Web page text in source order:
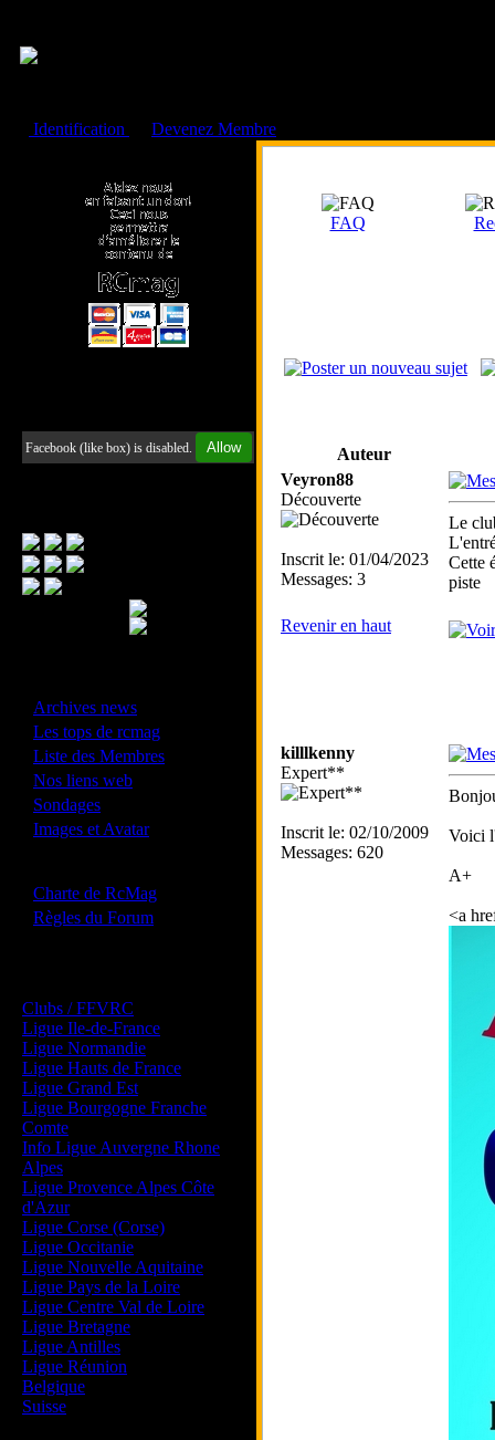
Identification
Devenez Membre
Facebook (like box) is disabled. Allow
Archives news
Les tops de rcmag
Liste des Membres
Nos liens web
Sondages
Images et Avatar
Charte de RcMag
Règles du Forum
Clubs / FFVRC
Ligue Ile-de-France
Ligue Normandie
Ligue Hauts de France
Ligue Grand Est
Ligue Bourgogne Franche
Comte
Info Ligue Auvergne Rhone
Alpes
Ligue Provence Alpes Côte
d'Azur
Ligue Corse (Corse)
Ligue Occitanie
Ligue Nouvelle Aquitaine
Ligue Pays de la Loire
Ligue Centre Val de Loire
Ligue Bretagne
Ligue Antilles
Ligue Réunion
Belgique
Suisse
FAQ
Auteur
Veyron88
Découverte
Inscrit le: 01/04/2023
Messages: 3
Le
Cette
piste
Revenir en haut
killlkenny
Expert**
Inscrit le: 02/10/2009
Messages: 620
Voici
A+
<a